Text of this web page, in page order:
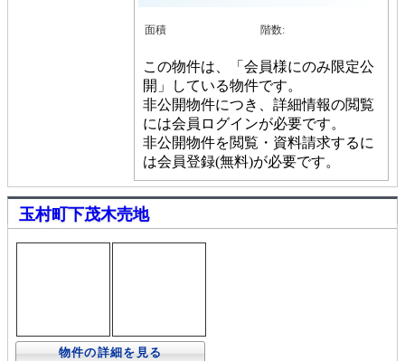
面積 階数:
この物件は、「会員様にのみ限定公
開」している物件です。
非公開物件につき、詳細情報の閲覧
には会員ログインが必要です。
非公開物件を閲覧・資料請求するに
は会員登録(無料)が必要です。
玉村町下茂木売地
物件の詳細を見る